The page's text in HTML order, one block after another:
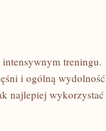
‍treningu.
i ‍ogólną​ wydolność
⁤najlepiej⁢ wykorzystać